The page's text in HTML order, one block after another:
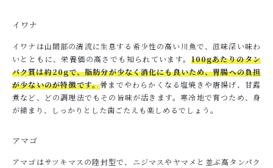
イワナ
イワナは山間部の清流に生息する希少性の高い川魚で、滋味深い味わ
いとともに、栄養価の高さでも知られています。 100gあたりのタン
パク質は約20gで、脂肪分が少なく消化にも良いため、胃腸への負担
が少ないのが特徴です。骨までやわらかくなる塩焼きや唐揚げ、甘露
煮など、どの調理法でもその旨味が活きます。寒冷地で育つため、身
が締まり、しっかりとした歯ごたえも楽しめるでしょう。
アマゴ
アマゴはサツキマスの陸封型で、ニジマスやヤマメと並ぶ高タンパク